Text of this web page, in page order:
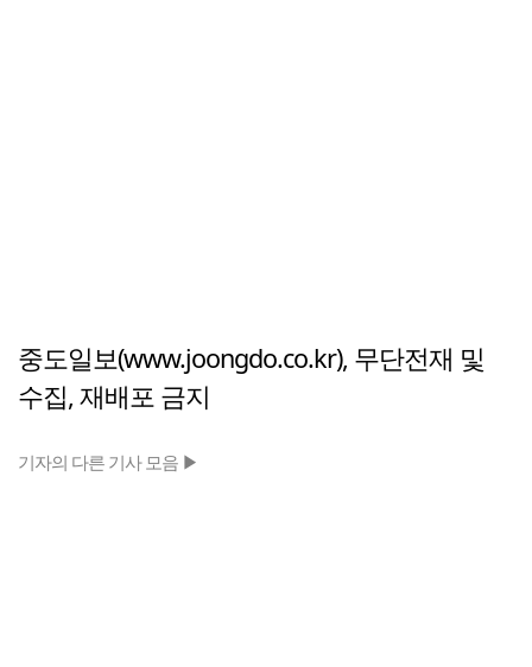
중도일보(www.joongdo.co.kr), 무단전재 및
수집, 재배포 금지
기자의 다른 기사 모음 ▶